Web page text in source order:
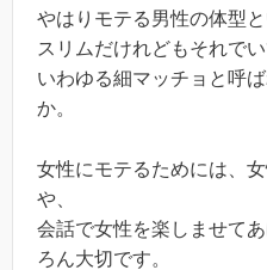
やはりモテる男性の体型と
スリムだけれどもそれで
いわゆる細マッチョと呼
か。
女性にモテるためには、
や、
会話で女性を楽しませて
ろん大切です。